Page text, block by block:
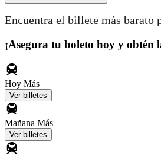
Encuentra el billete más barato
¡Asegura tu boleto hoy y obtén
Hoy Más
Ver billetes
Mañana Más
Ver billetes